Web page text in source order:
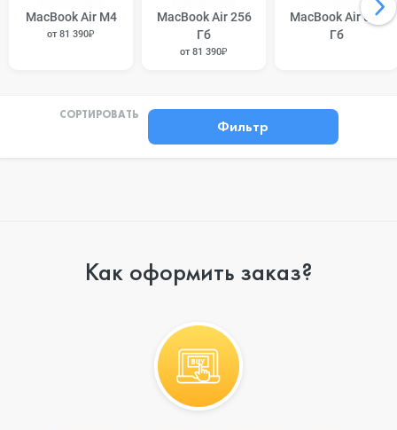
MacBook Air M4
от 81 390₽
MacBook Air 256
Гб
от 81 390₽
MacBook Air 512
Гб
СОРТИРОВАТЬ
Фильтр
Как оформить заказ?